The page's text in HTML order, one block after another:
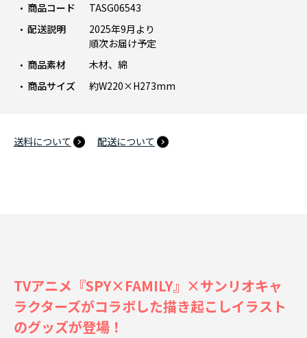
商品コード
TASG06543
配送説明
2025年9月より
順次お届け予定
商品素材
木材、綿
商品サイズ
約W220×H273mm
送料について 配送について
TVアニメ『SPY×FAMILY』×サンリオキャ
ラクターズがコラボした描き起こしイラスト
のグッズが登場！